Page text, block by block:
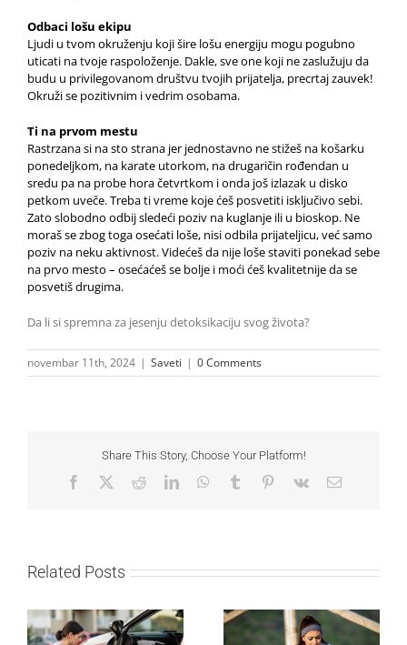
Odbaci lošu ekipu
Ljudi u tvom okruženju koji šire lošu energiju mogu pogubno
uticati na tvoje raspoloženje. Dakle, sve one koji ne zaslužuju da
budu u privilegovanom društvu tvojih prijatelja, precrtaj zauvek!
Okruži se pozitivnim i vedrim osobama.
Ti na prvom mestu
Rastrzana si na sto strana jer jednostavno ne stižeš na košarku
ponedeljkom, na karate utorkom, na drugaričin rođendan u
sredu pa na probe hora četvrtkom i onda još izlazak u disko
petkom uveče. Treba ti vreme koje ćeš posvetiti isključivo sebi.
Zato slobodno odbij sledeći poziv na kuglanje ili u bioskop. Ne
moraš se zbog toga osećati loše, nisi odbila prijateljicu, već samo
poziv na neku aktivnost. Videćeš da nije loše staviti ponekad sebe
na prvo mesto – osećaćeš se bolje i moći ćeš kvalitetnije da se
posvetiš drugima.
Da li si spremna za jesenju detoksikaciju svog života?
novembar 11th, 2024 | Saveti | 0 Comments
Share This Story, Choose Your Platform!
Facebook RedditLinkedInWhatsApp
Tumblr Pinterest
Vk Email
Related Posts